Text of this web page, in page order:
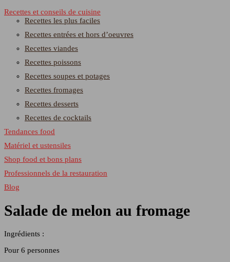
Recettes et conseils de cuisine
Recettes les plus faciles
Recettes entrées et hors d’oeuvres
Recettes viandes
Recettes poissons
Recettes soupes et potages
Recettes fromages
Recettes desserts
Recettes de cocktails
Tendances food
Matériel et ustensiles
Shop food et bons plans
Professionnels de la restauration
Blog
Salade de melon au fromage
Ingrédients :
Pour 6 personnes